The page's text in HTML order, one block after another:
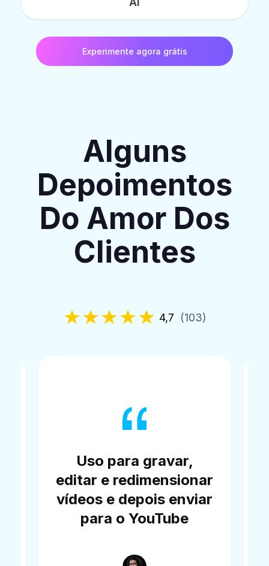
Experimente agora grátis
Alguns
Depoimentos
Do Amor Dos
Clientes
4,7 (103)
a criar, editar e
compartilhar meus
vídeos em qualquer
lugar